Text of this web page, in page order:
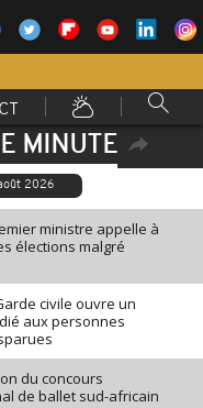
MINUTE
2026
ministre appelle à
élections malgré
civile ouvre un
aux personnes
du concours
de ballet sud-africain